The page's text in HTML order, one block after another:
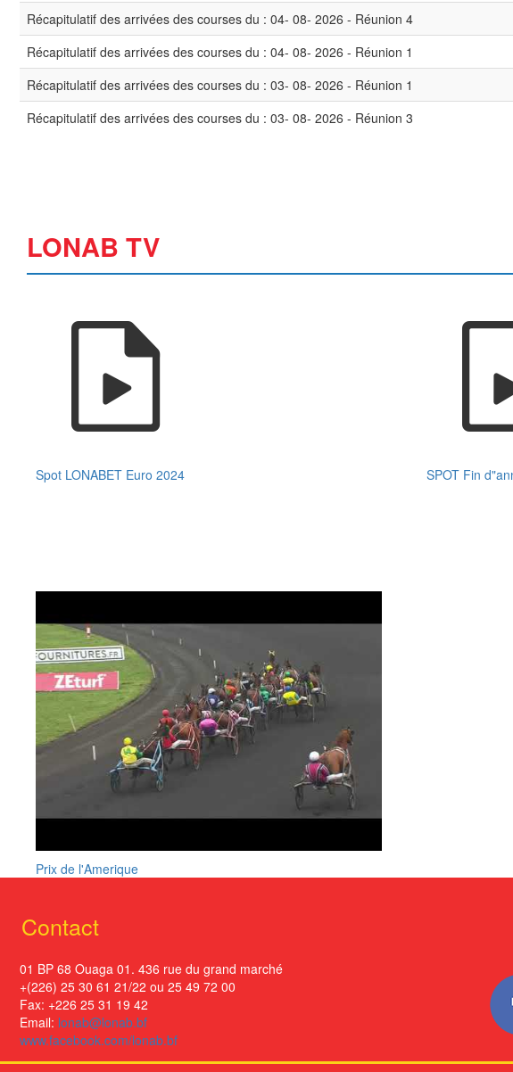
Récapitulatif des arrivées des courses du : 04- 08- 2026 - Réunion 4
Récapitulatif des arrivées des courses du : 04- 08- 2026 - Réunion 1
Récapitulatif des arrivées des courses du : 03- 08- 2026 - Réunion 1
Récapitulatif des arrivées des courses du : 03- 08- 2026 - Réunion 3
LONAB TV
Spot LONABET Euro 2024 SPOT Fin
Prix de l'Amerique
Contact
01 BP 68 Ouaga 01. 436 rue du grand marché
+(226) 25 30 61 21/22 ou 25 49 72 00
Fax: +226 25 31 19 42
Email: lonab@lonab.bf
www.facebook.com/lonab.bf